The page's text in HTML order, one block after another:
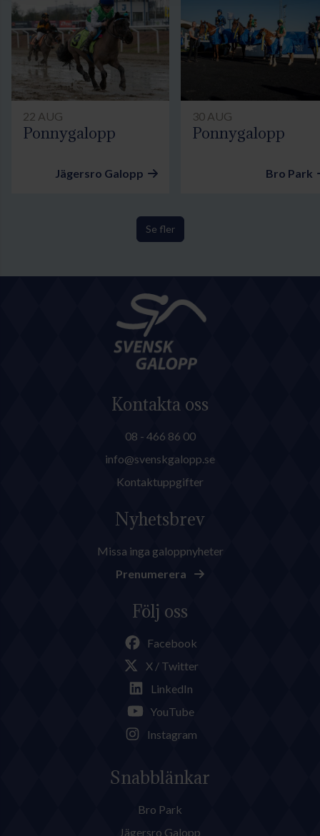
22 AUG
Ponnygalopp
Jägersro Galopp
30 AUG
Ponnygalopp
Bro Park
Se fler
Kontakta oss
08 - 466 86 00
info@svenskgalopp.se
Kontaktuppgifter
Nyhetsbrev
Missa inga galoppnyheter
Prenumerera
Följ oss
Facebook
X / Twitter
LinkedIn
YouTube
Instagram
Snabblänkar
Bro Park
Jägersro Galopp